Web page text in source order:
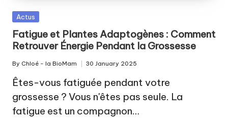
m
e
n
t
a
u
Posted
in
Actus
Fatigue et Plantes Adaptogènes : Comment
Retrouver Énergie Pendant la Grossesse
Posted
by
By Chloé - la BioMam 30 January 2025
Êtes-vous fatiguée pendant votre
grossesse ? Vous n'êtes pas seule. La
fatigue est un compagnon…